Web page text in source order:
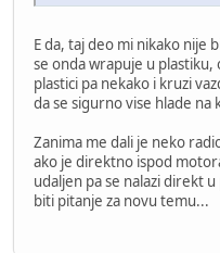
E da, taj deo mi nikako nije
se onda wrapuje u
plastici pa nekako i kruzi
da se sigurno vise hlade na
Zanima me dali je neko
ako je direktno ispod
udaljen pa se nalazi direkt
biti pitanje za novu temu...